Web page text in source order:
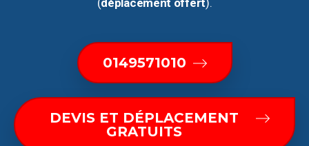
0149571010
DEVIS ET DÉPLACEMENT
GRATUITS